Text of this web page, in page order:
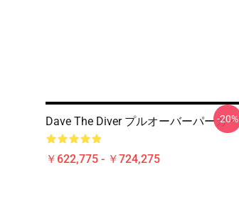
Dave The Diver プルオーバーパーカー
￥622,775 - ￥724,275
-20%